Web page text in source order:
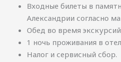
Входные билеты в
Александрии согласно
Обед во время
1 ночь проживания в
Налог и сервисный сбор.